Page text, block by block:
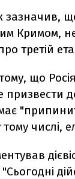
зазначив,
Кримом,
третій
що
числі,